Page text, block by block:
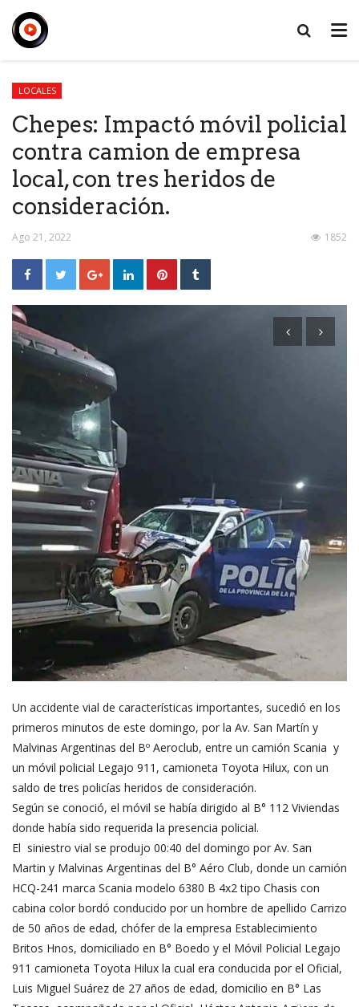
LOCALES
Chepes: Impactó móvil policial
contra camion de empresa
local, con tres heridos de
consideración.
Ago 21, 2022 1852
Un accidente vial de características importantes, sucedió en los
primeros minutos de este domingo, por la Av. San Martín y
Malvinas Argentinas del Bº Aeroclub, entre un camión Scania y
un móvil policial Legajo 911, camioneta Toyota Hilux, con un
saldo de tres policías heridos de consideración.
Según se conoció, el móvil se había dirigido al B° 112 Viviendas
donde había sido requerida la presencia policial.
El siniestro vial se produjo 00:40 del domingo por Av. San
Martin y Malvinas Argentinas del B° Aéro Club, donde un camión
HCQ-241 marca Scania modelo 6380 B 4x2 tipo Chasis con
cabina color bordó conducido por un hombre de apellido Carrizo
de 50 años de edad, chófer de la empresa Establecimiento
Britos Hnos, domiciliado en B° Boedo y el Móvil Policial Legajo
911 camioneta Toyota Hilux la cual era conducida por el Oficial,
Luis Miguel Suárez de 27 años de edad, domicilio en B° Las